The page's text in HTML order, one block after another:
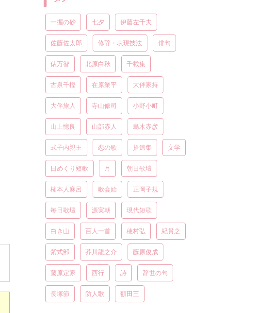
一握の砂 七夕 伊藤左千夫
佐藤佐太郎 修辞・表現技法 俳句
俵万智 北原白秋 千載集
古泉千樫 在原業平 大伴家持
大伴旅人 寺山修司 小野小町
山上憶良 山部赤人 島木赤彦
式子内親王 恋の歌 拾遺集 文学
日めくり短歌 月 朝日歌壇
柿本人麻呂 歌会始 正岡子規
毎日歌壇 源実朝 現代短歌
白き山 百人一首 穂村弘 紀貫之
紫式部 芥川龍之介 藤原俊成
藤原定家 西行 詩 辞世の句
長塚節 防人歌 額田王